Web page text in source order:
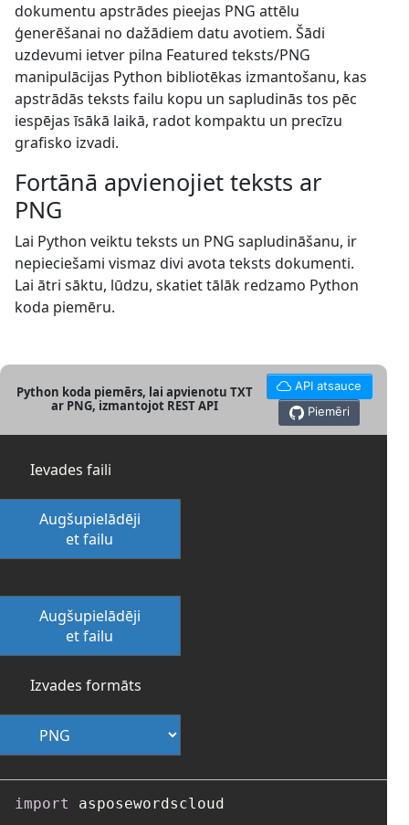
dokumentu apstrādes pieejas PNG attēlu
ģenerēšanai no dažādiem datu avotiem. Šādi
uzdevumi ietver pilna Featured teksts/PNG
manipulācijas Python bibliotēkas izmantošanu, kas
apstrādās teksts failu kopu un sapludinās tos pēc
iespējas īsākā laikā, radot kompaktu un precīzu
grafisko izvadi.
Fortānā apvienojiet teksts ar
PNG
Lai Python veiktu teksts un PNG sapludināšanu, ir
nepieciešami vismaz divi avota teksts dokumenti.
Lai ātri sāktu, lūdzu, skatiet tālāk redzamo Python
koda piemēru.
Python koda piemērs, lai apvienotu TXT
ar PNG, izmantojot REST API
API atsauce
Piemēri
Ievades faili
Augšupielādēji
et failu
Augšupielādēji
et failu
Izvades formāts
import
asposewordscloud